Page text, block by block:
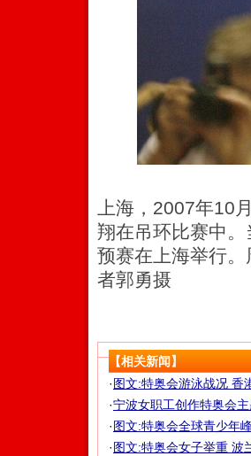
上海，2007年10
翔在吊环比赛中
预赛在上海举行
者郭勇摄
【相关新闻】
·图文:特奥会游泳战况 香
·宁波女职工创作特奥会
·图文:特奥会全球青少年
·图文:特奥会女子举重 波